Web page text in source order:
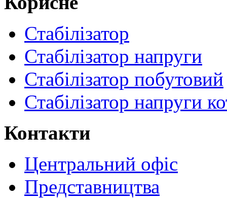
Стабілізатор
Стабілізатор напруги
Стабілізатор побутовий
Стабілізатор напруги
Контакти
Центральний офіс
Представництва